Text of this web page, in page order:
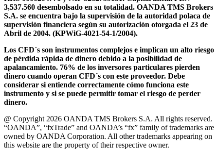
3,537.560 desembolsado en su totalidad. OANDA TMS Brokers
S.A. se encuentra bajo la supervisión de la autoridad polaca de
supervisión financiera según su autorización otorgada el 23 de
Abril de 2004. (KPWiG-4021-54-1/2004).
Los CFD´s son instrumentos complejos e implican un alto riesgo
de pérdida rápida de dinero debido a la posibilidad de
apalancamiento. 76% de los inversores particulares pierden
dinero cuando operan CFD´s con este proveedor. Debe
considerar si entiende correctamente cómo funciona este
instrumento y si se puede permitir tomar el riesgo de perder
dinero.
@ Copyright 2026 OANDA TMS Brokers S.A. All rights reserved.
“OANDA”, “fxTrade” and OANDA’s “fx” family of trademarks are
owned by OANDA Corporation. All other trademarks appearing on
this website are the property of their respective owner.